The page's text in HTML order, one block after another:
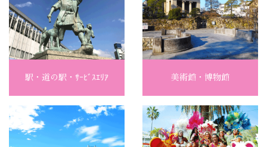
駅・道の駅・ｻｰﾋﾞｽｴﾘｱ 美術館・博物館